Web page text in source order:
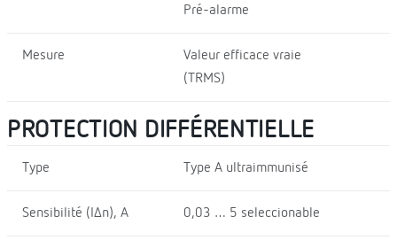
Pré-alarme
Mesure
Valeur efficace vraie
(TRMS)
PROTECTION DIFFÉRENTIELLE
Type Type A ultraimmunisé
Sensibilité (IΔn), A 0,03 … 5 seleccionable